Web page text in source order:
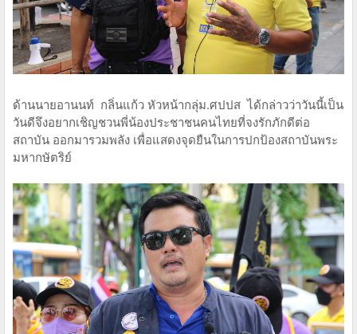
ด้านนายอานนท์ กลิ่นแก้ว หัวหน้ากลุ่ม.ศปปส ได้กล่าวว่าวันนี้เป็น
วันดีจึงอยากเชิญชวนพี่น้องประชาชนคนไทยที่จงรักภักดีต่อ
สถาบัน ออกมารวมพลัง เพื่อแสดงจุดยืนในการปกป้องสถาบันพระ
มหากษัตริย์